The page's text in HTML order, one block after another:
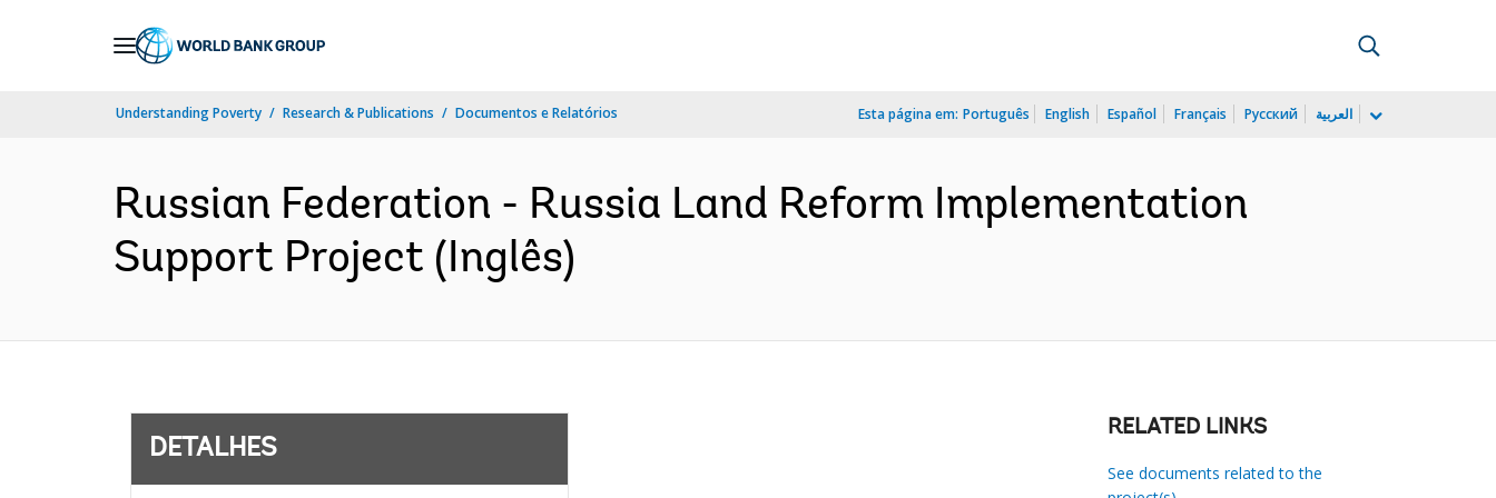
Understanding Poverty Research & Publications Documentos e Relatórios Esta página em: Português English Español Français Русский العربية
Russian Federation - Russia Land Reform Implementation
Support Project (Inglês)
DETALHES
RELATED LINKS
See documents related to the